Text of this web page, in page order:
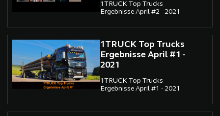
1TRUCK Top Trucks
Ergebnisse April #2 - 2021
1TRUCK Top Trucks
Ergebnisse April #1 -
2021
1TRUCK Top Trucks
Ergebnisse April #1 - 2021